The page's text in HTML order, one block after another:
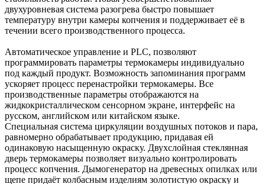
двухуровневая система разогрева быстро повышает
температуру внутри камеры копчения и поддерживает её в
течении всего производственного процесса.
Автоматическое управление и PLC, позволяют
программировать параметры термокамеры индивидуально
под каждый продукт. Возможность запоминания программ
ускоряет процесс перенастройки термокамеры. Все
производственные параметры отображаются на
жидкокристаллическом сенсорном экране, интерфейс на
русском, английском или китайском языке.
Специальная система циркуляции воздушных потоков и пара,
равномерно обрабатывает продукцию, придавая ей
одинаковую насыщенную окраску. Двухслойная стеклянная
дверь термокамеры позволяет визуально контролировать
процесс копчения. Дымогенератор на древесных опилках или
щепе придаёт колбасным изделиям золотистую окраску и